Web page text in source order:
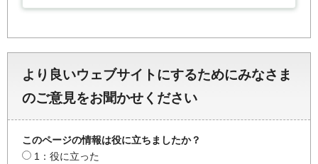
より良いウェブサイトにするためにみなさま
のご意見をお聞かせください
このページの情報は役に立ちましたか？
1：役に立った